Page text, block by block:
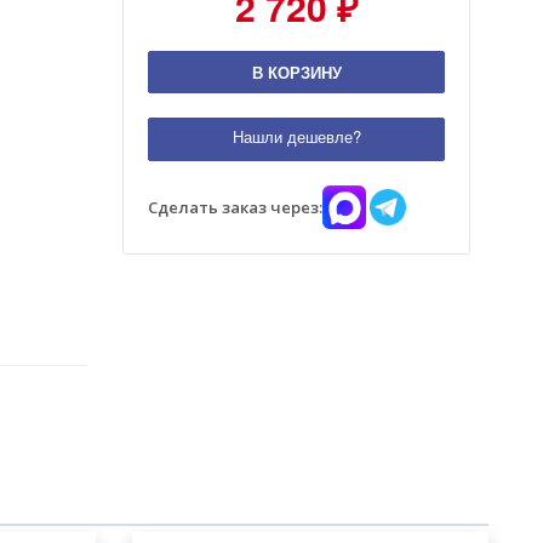
В КОРЗИНУ
Нашли дешевле?
Сделать заказ через: